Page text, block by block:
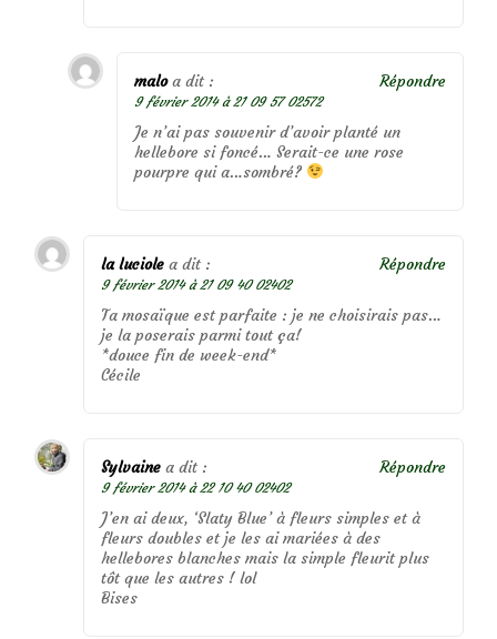
malo a dit :
9 février 2014 à 21 09 57 02572
Je n’ai pas souvenir d’avoir planté un
hellebore si foncé… Serait-ce une rose
pourpre qui a…sombré?
Répondre
la luciole a dit :
9 février 2014 à 21 09 40 02402
Ta mosaïque est parfaite : je ne choisirais pas…
je la poserais parmi tout ça!
*douce fin de week-end*
Cécile
Répondre
Sylvaine a dit :
9 février 2014 à 22 10 40 02402
J’en ai deux, ‘Slaty Blue’ à fleurs simples et à
fleurs doubles et je les ai mariées à des
hellebores blanches mais la simple fleurit plus
tôt que les autres ! lol
Bises
Répondre